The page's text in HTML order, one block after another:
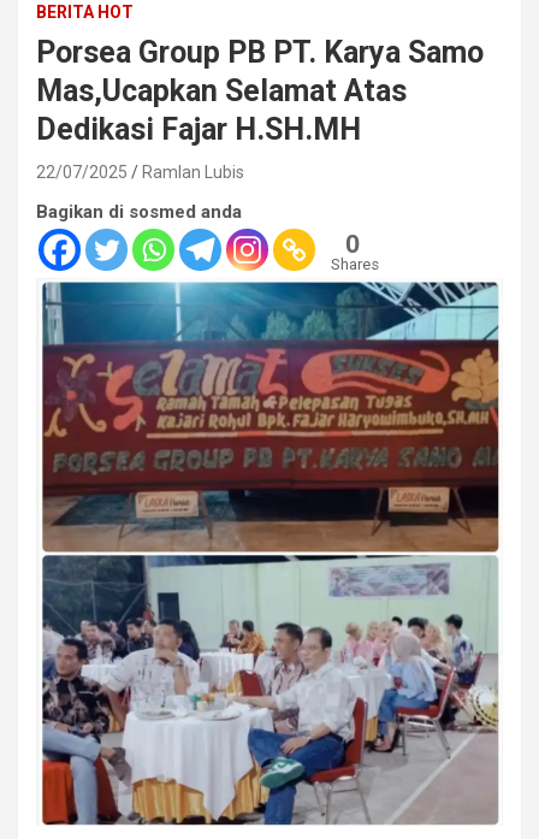
BERITA HOT
Porsea Group PB PT. Karya Samo
Mas,Ucapkan Selamat Atas
Dedikasi Fajar H.SH.MH
22/07/2025 Ramlan Lubis
Bagikan di sosmed anda
0
Shares